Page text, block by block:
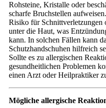
Rohsteine, Kristalle oder
scharfe Bruchstellen
Risiko für Schnittverletzungen
unter die Haut, was
kann. In solchen Fällen kann
Schutzhandschuhen hilfreich
Sollte es zu allergischen
gesundheitlichen Problemen
einen Arzt oder Heilpraktiker
Mögliche allergische